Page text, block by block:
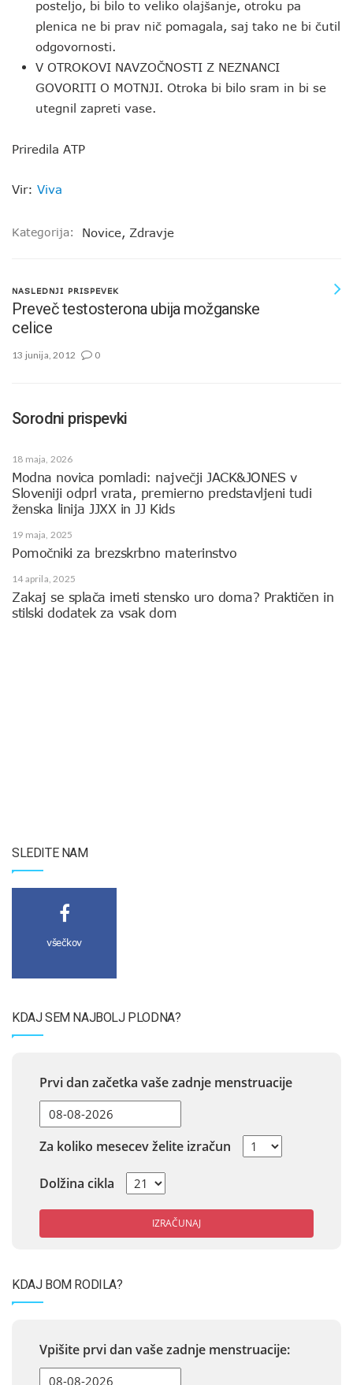
posteljo, bi bilo to veliko olajšanje, otroku pa
plenica ne bi prav nič pomagala, saj tako ne bi čutil
odgovornosti.
V OTROKOVI NAVZOČNOSTI Z NEZNANCI
GOVORITI O MOTNJI. Otroka bi bilo sram in bi se
utegnil zapreti vase.
Priredila ATP
Vir: Viva
Kategorija: Novice, Zdravje
NASLEDNJI PRISPEVEK
Preveč testosterona ubija možganske
celice
13 junija, 2012 0
Sorodni prispevki
18 maja, 2026
Modna novica pomladi: največji JACK&JONES v
Sloveniji odprl vrata, premierno predstavljeni tudi
ženska linija JJXX in JJ Kids
19 maja, 2025
Pomočniki za brezskrbno materinstvo
14 aprila, 2025
Zakaj se splača imeti stensko uro doma? Praktičen in
stilski dodatek za vsak dom
SLEDITE NAM
všečkov
KDAJ SEM NAJBOLJ PLODNA?
Prvi dan začetka vaše zadnje menstruacije
Za koliko mesecev želite izračun
Dolžina cikla
IZRAČUNAJ
KDAJ BOM RODILA?
Vpišite prvi dan vaše zadnje menstruacije: